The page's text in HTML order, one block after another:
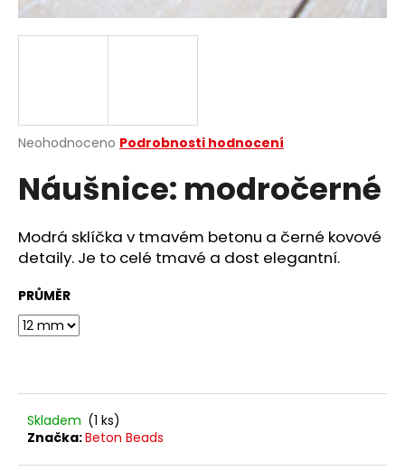
Průměrné
produktu
je
z
5
hvězdiček.
Neohodnoceno Podrobnosti hodnocení
Náušnice: modročerné
Modrá sklíčka v tmavém betonu a černé kovové
detaily. Je to celé tmavé a dost elegantní.
PRŮMĚR
Skladem (1 ks)
Značka:Beton Beads
a
j
?
D
o
p
u
u